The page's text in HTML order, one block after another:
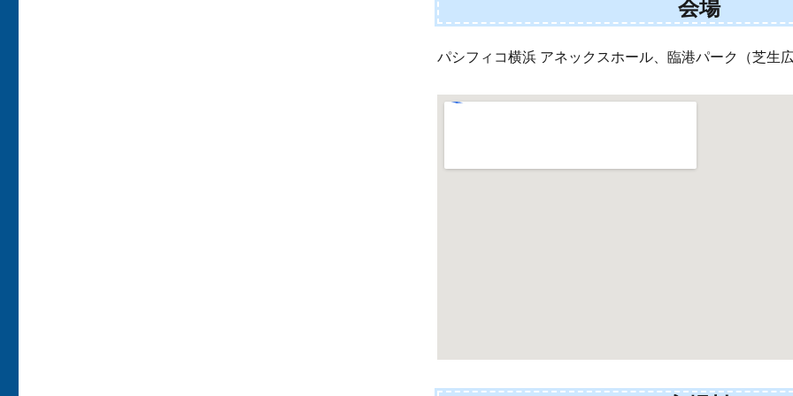
会場
パシフィコ横浜 アネックスホール、臨港パーク（芝生